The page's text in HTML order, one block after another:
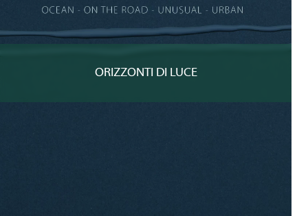
ORIZZONTI DI LUCE